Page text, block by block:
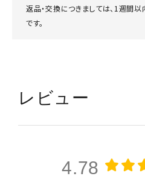
返品・交換につきましては、1週間
です。
レビュー
4.78